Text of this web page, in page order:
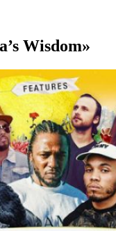
Wisdom»